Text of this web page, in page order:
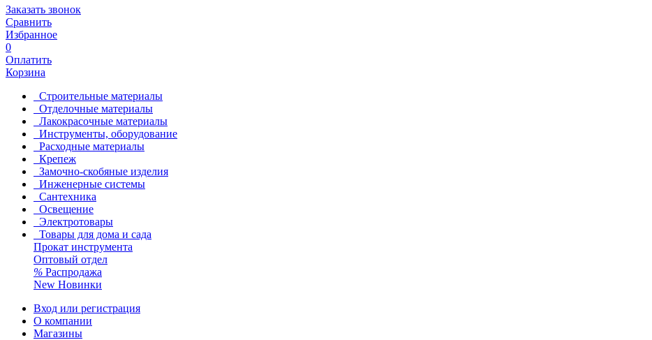
Заказать звонок
Сравнить
Избранное
0
Оплатить
Корзина
Строительные материалы
Отделочные материалы
Лакокрасочные материалы
Инструменты, оборудование
Расходные материалы
Крепеж
Замочно-скобяные изделия
Инженерные системы
Сантехника
Освещение
Электротовары
Товары для дома и сада
Прокат инструмента
Оптовый отдел
% Распродажа
New Новинки
Вход или регистрация
О компании
Магазины